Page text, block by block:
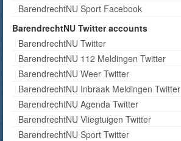
BarendrechtNU Sport Facebook
BarendrechtNU Twitter accounts
BarendrechtNU Twitter
BarendrechtNU 112 Meldingen Twitter
BarendrechtNU Weer Twitter
BarendrechtNU Inbraak Meldingen Twitter
BarendrechtNU Agenda Twitter
BarendrechtNU Vliegtuigen Twitter
BarendrechtNU Sport Twitter